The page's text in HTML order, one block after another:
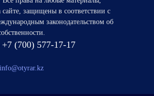
защищены в соответствии с
законодательством об
(700) 577-17-17
info@otyrar.kz